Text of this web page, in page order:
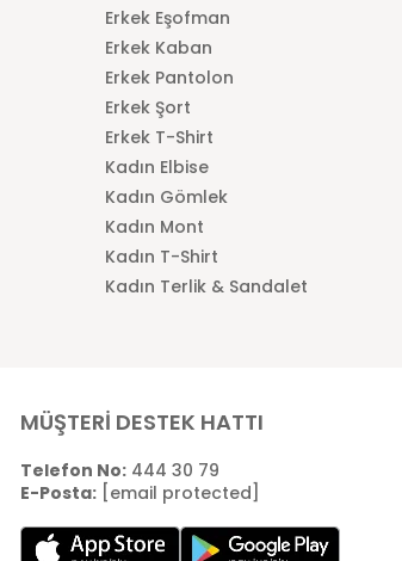
Erkek Eşofman
Erkek Kaban
Erkek Pantolon
Erkek Şort
Erkek T-Shirt
Kadın Elbise
Kadın Gömlek
Kadın Mont
Kadın T-Shirt
Kadın Terlik & Sandalet
MÜŞTERİ DESTEK HATTI
Telefon No:444 30 79
E-Posta: [email protected]